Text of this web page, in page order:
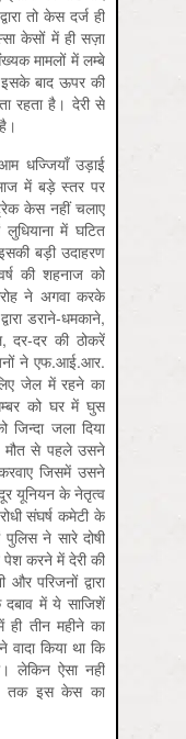
तो केस दर्ज ही
केसों में ही सज़ा
मामलों में लम्बे
इसके बाद ऊपर की
रहता है। देरी से
धज्जियाँ उड़ाई
में बड़े स्तर पर
केस नहीं चलाए
में घटित
बड़ी उदाहरण
की शहनाज को
ने अगवा करके
डराने-धमकाने,
दर-दर की ठोकरें
ने एफ.आई.आर.
जेल में रहने का
को घर में घुस
जला दिया
मौत से पहले उसने
जिसमें उसने
यूनियन के नेतृत्व
संघर्ष कमेटी के
ने सारे दोषी
पेश करने में देरी की
परिजनों द्वारा
में ये साजिशें
तीन महीने का
किया था कि
लेकिन ऐसा नहीं
तक इस केस का